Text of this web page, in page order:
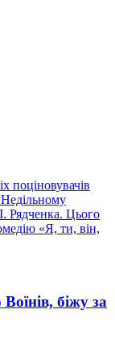
поціновувачів
Недільному
І. Рядченка. Цього
«Я, ти, він,
біжу за